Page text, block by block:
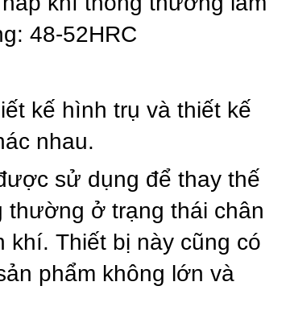
48-52HRC
kế hình trụ và thiết kế
nhau.
sử dụng để thay thế
thường ở trạng thái chân
Thiết bị này cũng có
phẩm không lớn và